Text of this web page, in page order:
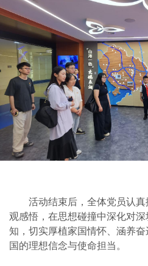
活动结束后，全体党员认
观感悟，在思想碰撞中深化对
知，切实厚植家国情怀、涵养
国的理想信念与使命担当。